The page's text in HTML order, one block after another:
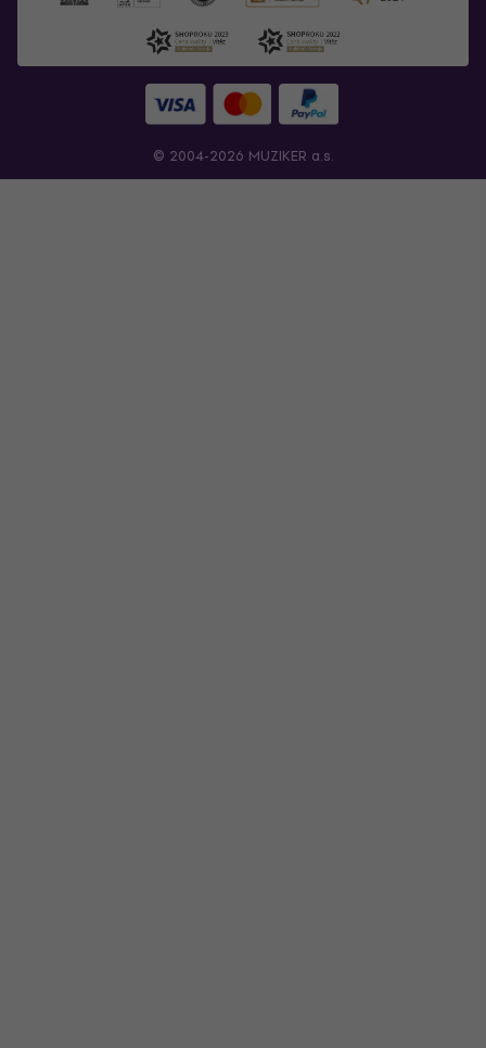
© 2004-2026 MUZIKER a.s.